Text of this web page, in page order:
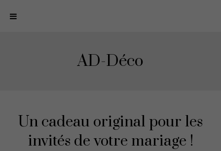
N
o
n
AD-Déco
Un cadeau original pour les
invités de votre mariage !